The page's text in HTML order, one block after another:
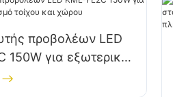
προβολέων LED
150W για εξωτερικό
και χώρου